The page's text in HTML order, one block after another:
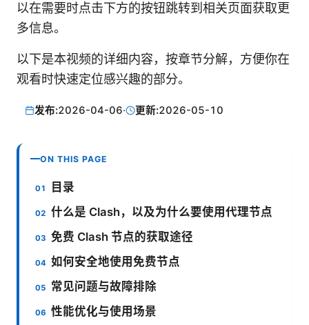
以在需要时点击下方的按钮跳转到相关页面获取更
多信息。
以下是本视频的详细内容，按章节分解，方便你在
观看时快速定位感兴趣的部分。
发布:2026-04-06· 更新:2026-05-10
ON THIS PAGE
目录
什么是 Clash，以及为什么要使用代理节点
免费 Clash 节点的获取途径
如何安全地使用免费节点
常见问题与故障排除
性能优化与使用场景